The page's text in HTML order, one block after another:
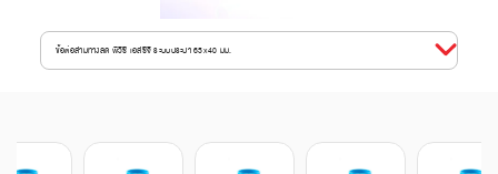
ข้อต่อสามทางลด พีวีซี เอสซีจี ระบบประปา 65x40 มม.